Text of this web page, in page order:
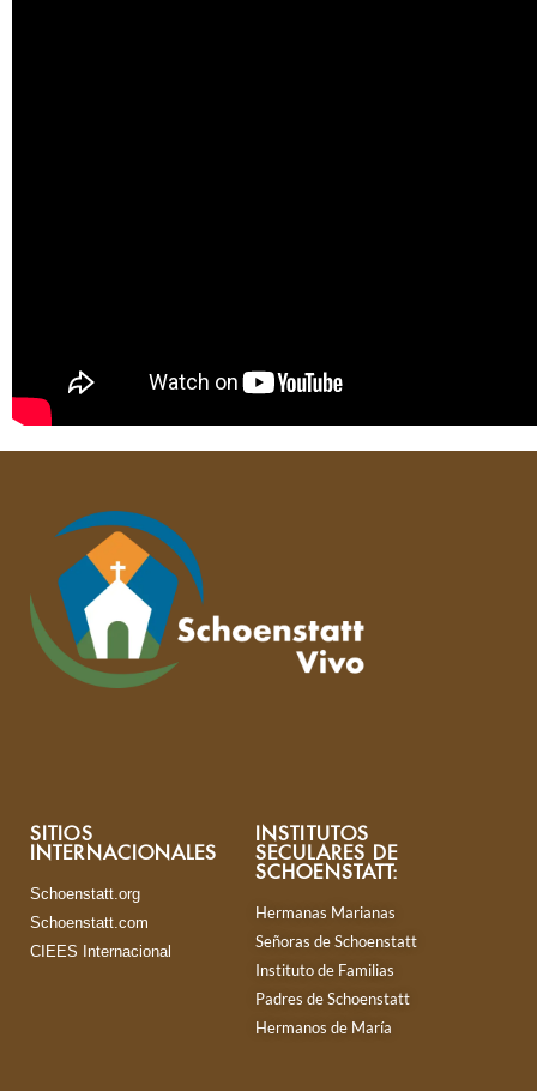
SITIOS
INTERNACIONALES
Schoenstatt.org
Schoenstatt.com
CIEES Internacional
INSTITUTOS
SECULARES DE
SCHOENSTATT:
Hermanas Marianas
Señoras de Schoenstatt
Instituto de Familias
Padres de Schoenstatt
Hermanos de María